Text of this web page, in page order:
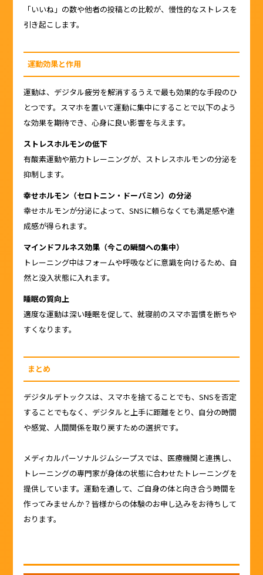
「いいね」の数や他者の投稿との比較が、慢性的なストレスを
引き起こします。
運動効果と作用
運動は、デジタル疲労を解消するうえで最も効果的な手段のひ
とつです。スマホを置いて運動に集中にすることで以下のよう
な効果を期待でき、心身に良い影響を与えます。
ストレスホルモンの低下
有酸素運動や筋力トレーニングが、ストレスホルモンの分泌を
抑制します。
幸せホルモン（セロトニン・ドーパミン）の分泌
幸せホルモンが分泌によって、SNSに頼らなくても満足感や達
成感が得られます。
マインドフルネス効果（今この瞬間への集中）
トレーニング中はフォームや呼吸などに意識を向けるため、自
然と没入状態に入れます。
睡眠の質向上
適度な運動は深い睡眠を促して、就寝前のスマホ習慣を断ちや
すくなります。
まとめ
デジタルデトックスは、スマホを捨てることでも、SNSを否定
することでもなく、デジタルと上手に距離をとり、自分の時間
や感覚、人間関係を取り戻すための選択です。
メディカルパーソナルジムシープスでは、医療機関と連携し、
トレーニングの専門家が身体の状態に合わせたトレーニングを
提供しています。運動を通して、ご自身の体と向き合う時間を
作ってみませんか？皆様からの体験のお申し込みをお待ちして
おります。